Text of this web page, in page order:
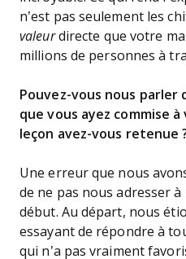
n’est pas seulement les
valeurdirecte que votre
millions de personnes à
Pouvez-vous nous parler
que vous ayez commise
leçon avez-vous retenue
Une erreur que nous
de ne pas nous adresser
début. Au départ, nous
essayant de répondre à
qui n’a pas vraiment